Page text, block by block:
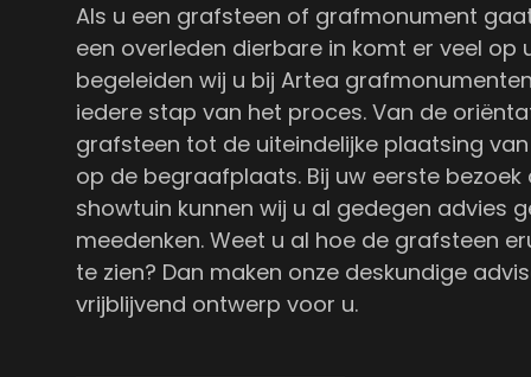
Als u een grafsteen of grafmonument
een overleden dierbare in komt er veel op
begeleiden wij u bij Artea
iedere stap van het proces. Van de
grafsteen tot de uiteindelijke plaatsing
op de begraafplaats. Bij uw eerste bezoek
showtuin kunnen wij u al gedegen advies
meedenken. Weet u al hoe de grafsteen
te zien? Dan maken onze deskundige
vrijblijvend ontwerp voor u.